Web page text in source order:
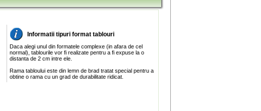
Informatii tipuri format tablouri
Daca alegi unul din formatele complexe (in afara de cel
normal), tablourile vor fi realizate pentru a fi expuse la o
distanta de 2 cm intre ele.
Rama tabloului este din lemn de brad tratat special pentru a
obtine o rama cu un grad de durabilitate ridicat.